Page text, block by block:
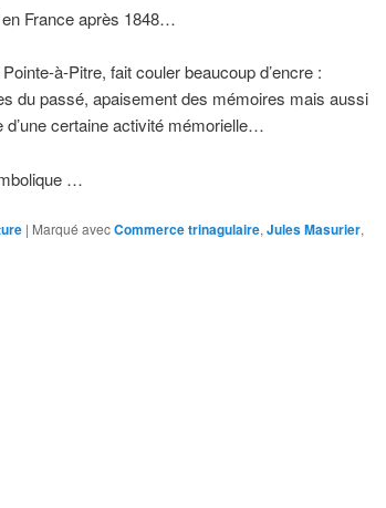
France après 1848…
à-Pitre, fait couler beaucoup d’encre :
du passé, apaisement des mémoires mais aussi
certaine activité mémorielle…
…
| Marqué avecCommerce trinagulaire, Jules Masurier,